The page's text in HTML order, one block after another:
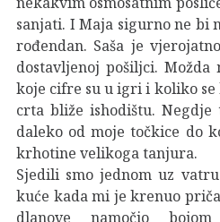
sanjati. I Maja sigurno ne bi
rođendan. Saša je
dostavljenoj pošiljci.
koje cifre su u igri i koliko se
crta bliže ishodištu.
daleko od moje točkice do
krhotine velikoga tanjura.
Sjedili smo jednom uz
kuće kada mi je krenuo
dlanove namočio